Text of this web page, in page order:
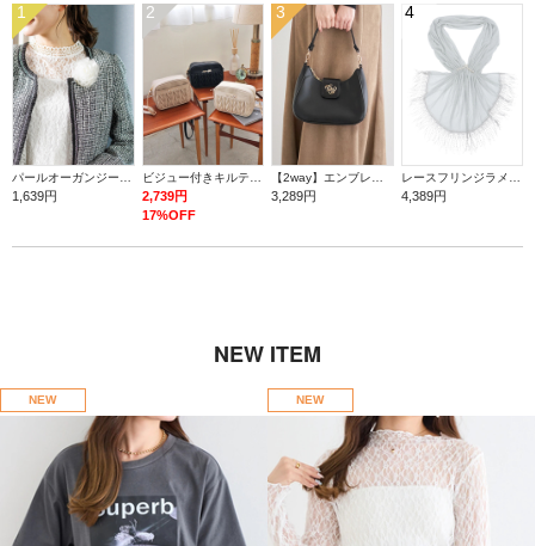
1
1,639円
2
2,739円
17%OFF
3
3,289円
4
4,389円
NEW ITEM
NEW NEW